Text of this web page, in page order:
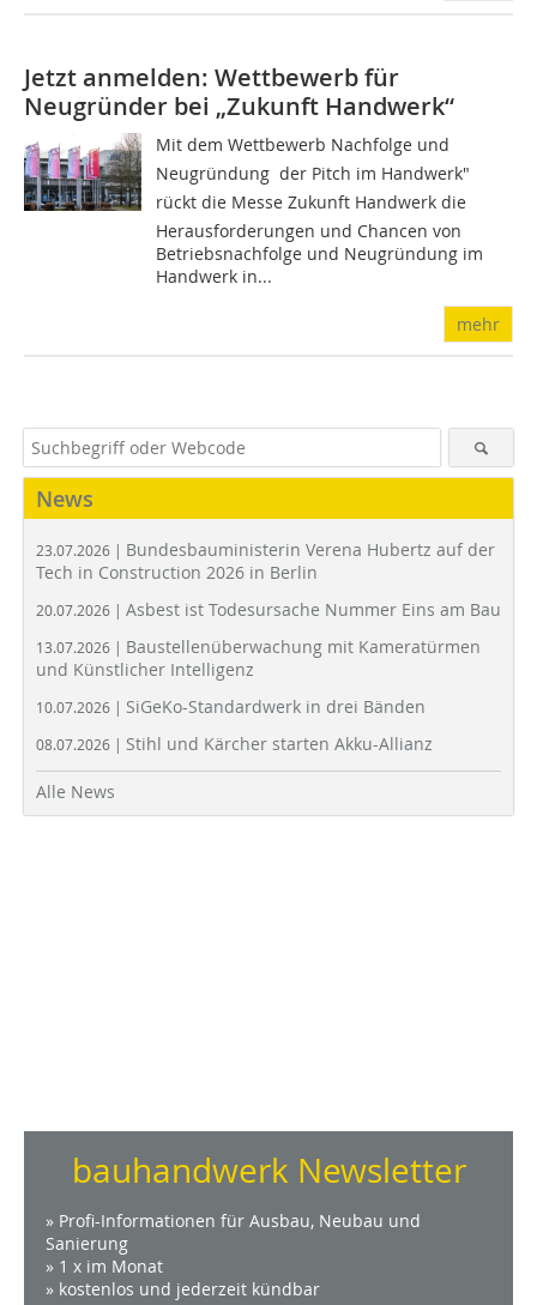
Jetzt anmelden: Wettbewerb für
Neugründer bei „Zukunft Handwerk“
Mit dem Wettbewerb Nachfolge und
Neugründung  der Pitch im Handwerk"
rückt die Messe Zukunft Handwerk die
Herausforderungen und Chancen von
Betriebsnachfolge und Neugründung im
Handwerk in...
mehr
News
23.07.2026 | Bundesbauministerin Verena Hubertz auf der
Tech in Construction 2026 in Berlin
20.07.2026 | Asbest ist Todesursache Nummer Eins am Bau
13.07.2026 | Baustellenüberwachung mit Kameratürmen
und Künstlicher Intelligenz
10.07.2026 | SiGeKo-Standardwerk in drei Bänden
08.07.2026 | Stihl und Kärcher starten Akku-Allianz
Alle News
bauhandwerk Newsletter
» Profi-Informationen für Ausbau, Neubau und
Sanierung
» 1 x im Monat
» kostenlos und jederzeit kündbar